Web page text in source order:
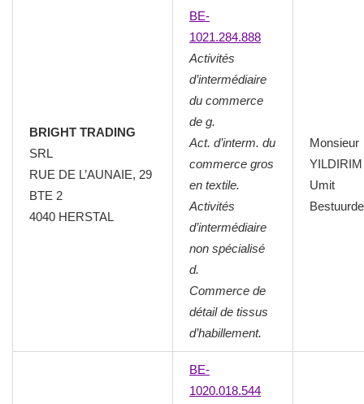
BRIGHT TRADING
SRL
RUE DE L’AUNAIE, 29
BTE 2
4040 HERSTAL
BE-
1021.284.888
Activités
d’intermédiaire
du commerce
de g.
Act. d’interm. du
commerce gros
en textile.
Activités
d’intermédiaire
non spécialisé
d.
Commerce de
détail de tissus
d’habillement.
Monsieur
YILDIRIM
Umit
BE-
1020.018.544